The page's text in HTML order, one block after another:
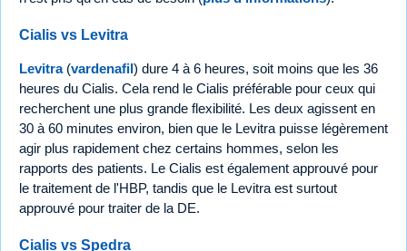
Cialis vs Levitra
Levitra(vardenafil) dure 4 à 6 heures, soit moins que les 36
heures du Cialis. Cela rend le Cialis préférable pour ceux qui
recherchent une plus grande flexibilité. Les deux agissent en
30 à 60 minutes environ, bien que le Levitra puisse légèrement
agir plus rapidement chez certains hommes, selon les
rapports des patients. Le Cialis est également approuvé pour
le traitement de l'HBP, tandis que le Levitra est surtout
approuvé pour traiter de la DE.
Cialis vs Spedra